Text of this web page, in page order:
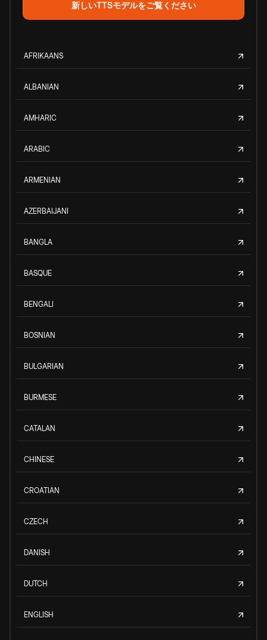
新しいTTSモデルをご覧ください
AFRIKAANS
ALBANIAN
AMHARIC
ARABIC
ARMENIAN
AZERBAIJANI
BANGLA
BASQUE
BENGALI
BOSNIAN
BULGARIAN
BURMESE
CATALAN
CHINESE
CROATIAN
CZECH
DANISH
DUTCH
ENGLISH